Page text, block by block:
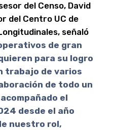
del Censo, David
del Centro UC de
señaló
de gran
para su logro
trabajo de varios
de todo un
el
desde el año
nuestro rol,